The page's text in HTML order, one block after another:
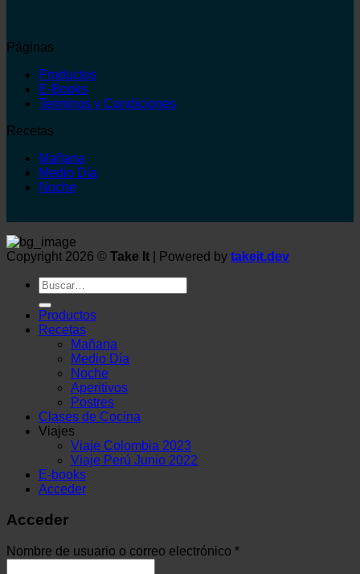
Páginas
Productos
E-Books
Terminos y Condiciones
Recetas
Mañana
Medio Día
Noche
Copyright 2026 © Take It | Powered by takeit.dev
Buscar
por:
Productos
Recetas
Mañana
Medio Día
Noche
Aperitivos
Postres
Clases de Cocina
Viajes
Viaje Colombia 2023
Viaje Perú Junio 2022
E-books
Acceder
Acceder
Nombre de usuario o correo electrónico *